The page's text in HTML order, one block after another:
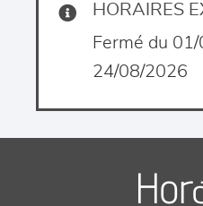
HORAIRES
Fermé du
24/08/2026